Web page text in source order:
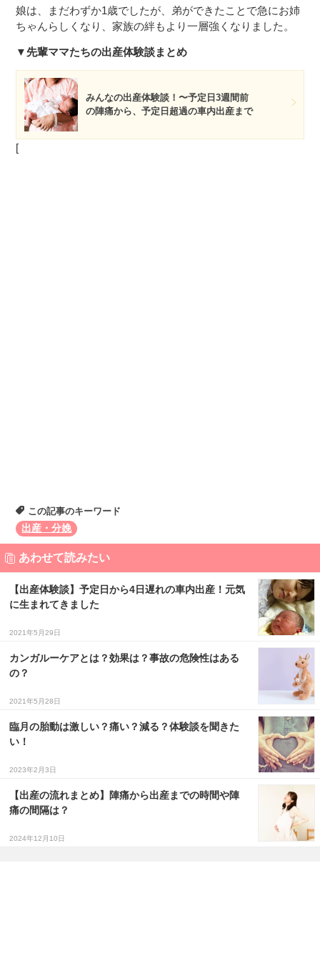
娘は、まだわずか1歳でしたが、弟ができたことで急にお姉
ちゃんらしくなり、家族の絆もより一層強くなりました。
▼先輩ママたちの出産体験談まとめ
みんなの出産体験談！〜予定日3週間前
の陣痛から、予定日超過の車内出産まで
[
この記事のキーワード
出産・分娩
あわせて読みたい
【出産体験談】予定日から4日遅れの車内出産！元気
に生まれてきました
2021年5月29日
カンガルーケアとは？効果は？事故の危険性はある
の？
2021年5月28日
臨月の胎動は激しい？痛い？減る？体験談を聞きた
い！
2023年2月3日
【出産の流れまとめ】陣痛から出産までの時間や陣
痛の間隔は？
2024年12月10日